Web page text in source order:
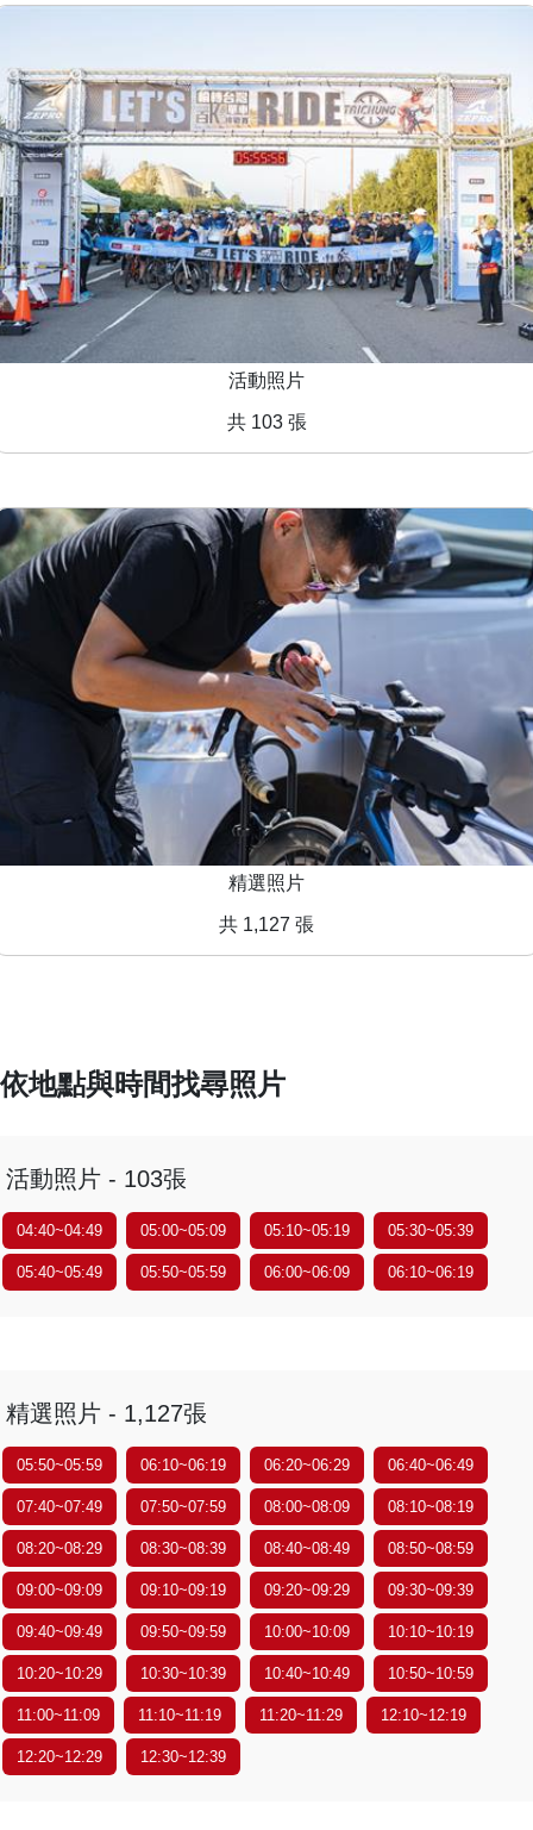
活動照片
共 103 張
精選照片
共 1,127 張
依地點與時間找尋照片
活動照片 - 103張
04:40~04:49 05:00~05:09 05:10~05:19 05:30~05:39
05:40~05:49 05:50~05:59 06:00~06:09 06:10~06:19
精選照片 - 1,127張
05:50~05:59 06:10~06:19 06:20~06:29 06:40~06:49
07:40~07:49 07:50~07:59 08:00~08:09 08:10~08:19
08:20~08:29 08:30~08:39 08:40~08:49 08:50~08:59
09:00~09:09 09:10~09:19 09:20~09:29 09:30~09:39
09:40~09:49 09:50~09:59 10:00~10:09 10:10~10:19
10:20~10:29 10:30~10:39 10:40~10:49 10:50~10:59
11:00~11:09 11:10~11:19 11:20~11:29 12:10~12:19
12:20~12:29 12:30~12:39